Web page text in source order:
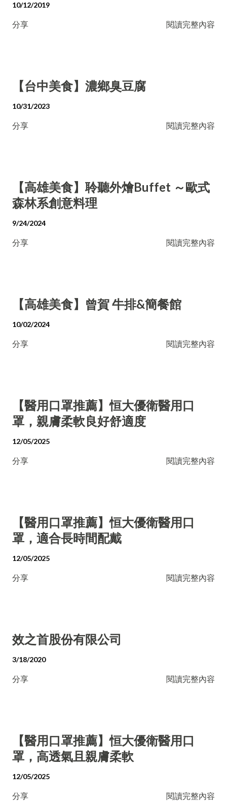
10/12/2019
分享 閱讀完整內容
【台中美食】濃鄉臭豆腐
10/31/2023
分享 閱讀完整內容
【高雄美食】聆聽外燴Buffet ～歐式
森林系創意料理
9/24/2024
分享 閱讀完整內容
【高雄美食】曾賀 牛排&簡餐館
10/02/2024
分享 閱讀完整內容
【醫用口罩推薦】恒大優衛醫用口
罩，親膚柔軟良好舒適度
12/05/2025
分享 閱讀完整內容
【醫用口罩推薦】恒大優衛醫用口
罩，適合長時間配戴
12/05/2025
分享 閱讀完整內容
效之首股份有限公司
3/18/2020
分享 閱讀完整內容
【醫用口罩推薦】恒大優衛醫用口
罩，高透氣且親膚柔軟
12/05/2025
分享 閱讀完整內容